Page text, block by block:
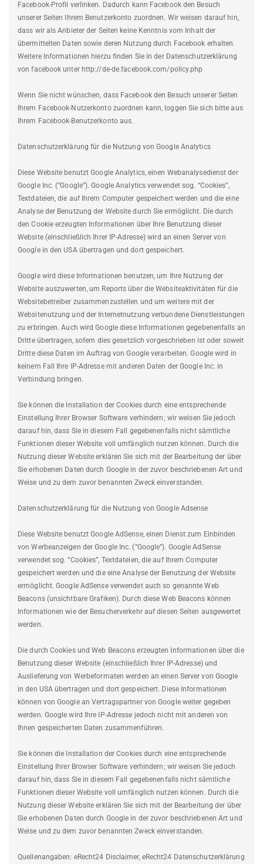
Facebook-Profil verlinken. Dadurch kann Facebook den Besuch
unserer Seiten Ihrem Benutzerkonto zuordnen. Wir weisen darauf hin,
dass wir als Anbieter der Seiten keine Kenntnis vom Inhalt der
übermittelten Daten sowie deren Nutzung durch Facebook erhalten.
Weitere Informationen hierzu finden Sie in der Datenschutzerklärung
von facebook unter http://de-de.facebook.com/policy.php
Wenn Sie nicht wünschen, dass Facebook den Besuch unserer Seiten
Ihrem Facebook-Nutzerkonto zuordnen kann, loggen Sie sich bitte aus
Ihrem Facebook-Benutzerkonto aus.
Datenschutzerklärung für die Nutzung von Google Analytics
Diese Website benutzt Google Analytics, einen Webanalysedienst der
Google Inc. (“Google”). Google Analytics verwendet sog. “Cookies”,
Textdateien, die auf Ihrem Computer gespeichert werden und die eine
Analyse der Benutzung der Website durch Sie ermöglicht. Die durch
den Cookie erzeugten Informationen über Ihre Benutzung dieser
Website (einschließlich Ihrer IP-Adresse) wird an einen Server von
Google in den USA übertragen und dort gespeichert.
Google wird diese Informationen benutzen, um Ihre Nutzung der
Website auszuwerten, um Reports über die Websiteaktivitäten für die
Websitebetreiber zusammenzustellen und um weitere mit der
Websitenutzung und der Internetnutzung verbundene Dienstleistungen
zu erbringen. Auch wird Google diese Informationen gegebenenfalls an
Dritte übertragen, sofern dies gesetzlich vorgeschrieben ist oder soweit
Dritte diese Daten im Auftrag von Google verarbeiten. Google wird in
keinem Fall Ihre IP-Adresse mit anderen Daten der Google Inc. in
Verbindung bringen.
Sie können die Installation der Cookies durch eine entsprechende
Einstellung Ihrer Browser Software verhindern; wir weisen Sie jedoch
darauf hin, dass Sie in diesem Fall gegebenenfalls nicht sämtliche
Funktionen dieser Website voll umfänglich nutzen können. Durch die
Nutzung dieser Website erklären Sie sich mit der Bearbeitung der über
Sie erhobenen Daten durch Google in der zuvor beschriebenen Art und
Weise und zu dem zuvor benannten Zweck einverstanden.
Datenschutzerklärung für die Nutzung von Google Adsense
Diese Website benutzt Google AdSense, einen Dienst zum Einbinden
von Werbeanzeigen der Google Inc. (“Google”). Google AdSense
verwendet sog. “Cookies”, Textdateien, die auf Ihrem Computer
gespeichert werden und die eine Analyse der Benutzung der Website
ermöglicht. Google AdSense verwendet auch so genannte Web
Beacons (unsichtbare Grafiken). Durch diese Web Beacons können
Informationen wie der Besucherverkehr auf diesen Seiten ausgewertet
werden.
Die durch Cookies und Web Beacons erzeugten Informationen über die
Benutzung dieser Website (einschließlich Ihrer IP-Adresse) und
Auslieferung von Werbeformaten werden an einen Server von Google
in den USA übertragen und dort gespeichert. Diese Informationen
können von Google an Vertragspartner von Google weiter gegeben
werden. Google wird Ihre IP-Adresse jedoch nicht mit anderen von
Ihnen gespeicherten Daten zusammenführen.
Sie können die Installation der Cookies durch eine entsprechende
Einstellung Ihrer Browser Software verhindern; wir weisen Sie jedoch
darauf hin, dass Sie in diesem Fall gegebenenfalls nicht sämtliche
Funktionen dieser Website voll umfänglich nutzen können. Durch die
Nutzung dieser Website erklären Sie sich mit der Bearbeitung der über
Sie erhobenen Daten durch Google in der zuvor beschriebenen Art und
Weise und zu dem zuvor benannten Zweck einverstanden.
Quellenangaben: eRecht24 Disclaimer, eRecht24 Datenschutzerklärung